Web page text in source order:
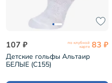
107 ₽ по клубной
карте 83 ₽
Детские гольфы Альтаир
БЕЛЫЕ (С155)